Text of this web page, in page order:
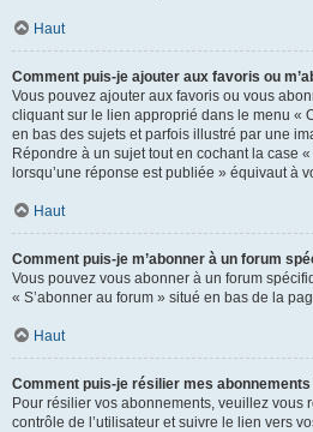
Haut
Comment puis-je ajouter aux favoris ou
Vous pouvez ajouter aux favoris ou vous
cliquant sur le lien approprié dans le menu «
en bas des sujets et parfois illustré par une
Répondre à un sujet tout en cochant la case
lorsqu’une réponse est publiée » équivaut à
Haut
Comment puis-je m’abonner à un forum
Vous pouvez vous abonner à un forum
« S’abonner au forum » situé en bas de la
Haut
Comment puis-je résilier mes abonnements
Pour résilier vos abonnements, veuillez vous
contrôle de l’utilisateur et suivre le lien vers